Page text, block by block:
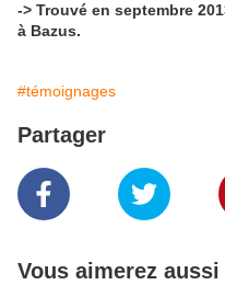
-> Trouvé en septembre
à Bazus.
#témoignages
Partager
Vous aimerez aussi